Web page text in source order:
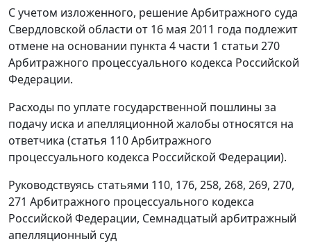
С учетом изложенного, решение Арбитражного суда
Свердловской области от 16 мая 2011 года подлежит
отмене на основании пункта 4 части 1 статьи 270
Арбитражного процессуального кодекса Российской
Федерации.
Расходы по уплате государственной пошлины за
подачу иска и апелляционной жалобы относятся на
ответчика (статья 110Арбитражного
процессуального кодекса Российской Федерации).
Руководствуясь статьями 110, 176, 258, 268, 269, 270,
271 Арбитражного процессуального кодекса
Российской Федерации, Семнадцатый арбитражный
апелляционный суд